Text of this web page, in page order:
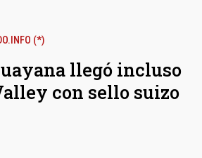
(*)
llegó incluso
con sello suizo